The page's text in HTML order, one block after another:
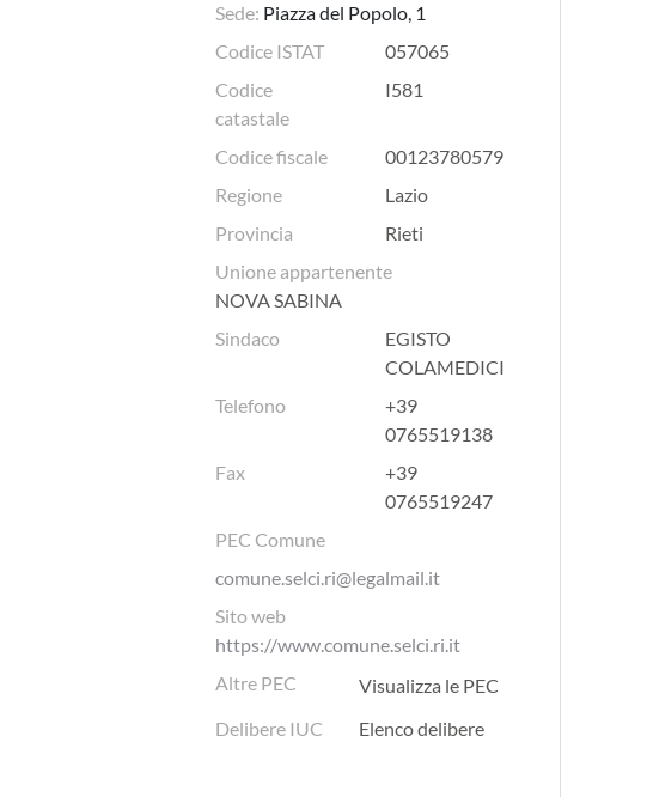
Sede: Piazza del Popolo, 1
Codice ISTAT
057065
Codice
catastale
I581
Codice fiscale
00123780579
Regione
Lazio
Provincia
Rieti
Unione appartenente
NOVA SABINA
Sindaco
EGISTO
COLAMEDICI
Telefono
+39
0765519138
Fax
+39
0765519247
PEC Comune
comune.selci.ri@legalmail.it
Sito web
https://www.comune.selci.ri.it
Altre PEC
Visualizza le PEC
Delibere IUC
Elenco delibere